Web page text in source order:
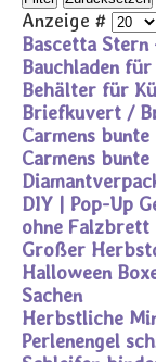
Anzeige #
Bascetta Stern
Bauchladen
Behälter für
Briefkuvert /
Carmens
Carmens
DIY | Pop-Up
ohne Falzbrett
Großer
Halloween
Sachen
Herbstliche
Perlenengel